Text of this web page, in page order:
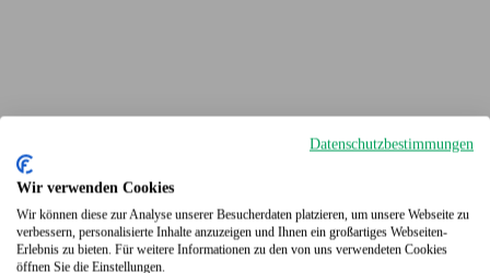
Terrassendielen
Datenschutzbestimmungen
Wir verwenden Cookies
Wir können diese zur Analyse unserer Besucherdaten platzieren, um unsere Webseite zu
verbessern, personalisierte Inhalte anzuzeigen und Ihnen ein großartiges Webseiten-
Erlebnis zu bieten. Für weitere Informationen zu den von uns verwendeten Cookies
öffnen Sie die Einstellungen.